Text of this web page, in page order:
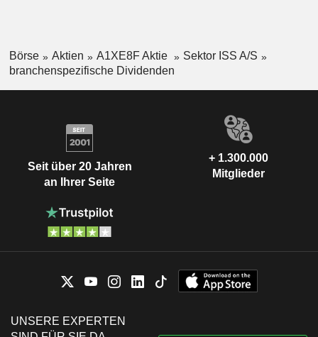
Börse Aktien A1XE8F Aktie
Sektor ISS A/S
branchenspezifische Dividenden
Seit über 20 Jahren
an Ihrer Seite
+ 1.300.000
Mitglieder
UNSERE EXPERTEN